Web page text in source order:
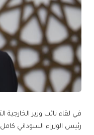
في لقاء نائب وزير
رئيس الوزراء السوداني